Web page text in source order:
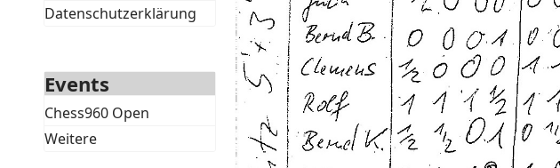
Datenschutzerklärung
Events
Chess960 Open
Weitere